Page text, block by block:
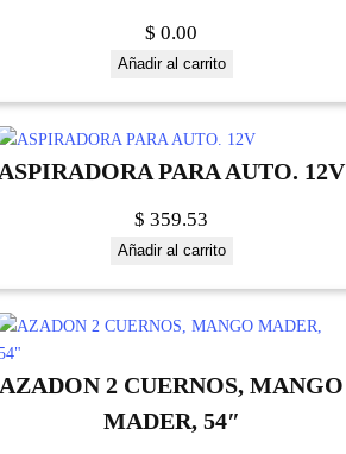
$ 0.00
Añadir al carrito
PARA AUTO. 12V
$ 359.53
Añadir al carrito
AZADON 2 CUERNOS, MANGO
MADER, 54″